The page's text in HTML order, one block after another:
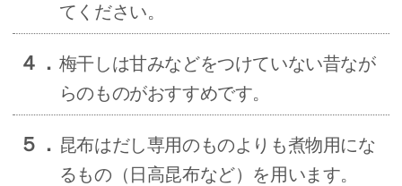
てください。
４． 梅干しは甘みなどをつけていない昔なが
らのものがおすすめです。
５． 昆布はだし専用のものよりも煮物用にな
るもの（日高昆布など）を用います。